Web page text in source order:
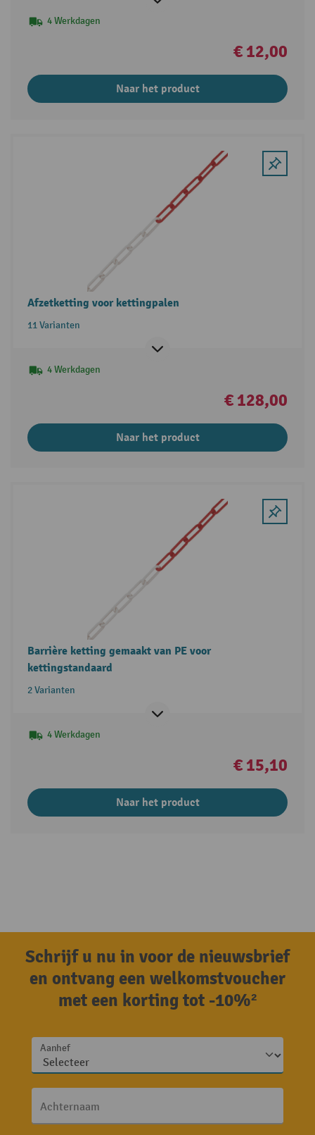
4 Werkdagen
€ 12,00
Naar het product
Afzetketting voor kettingpalen
11 Varianten
4 Werkdagen
€ 128,00
Naar het product
Barrière ketting gemaakt van PE voor
kettingstandaard
2 Varianten
4 Werkdagen
€ 15,10
Naar het product
Schrijf u nu in voor de nieuwsbrief
en ontvang een welkomstvoucher
met een korting tot -10%²
Aanhef
Achternaam